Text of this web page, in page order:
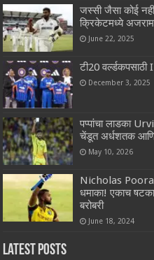
जस्सी जैसा कोई
क्रिकेटमध्ये
June 22, 2025
टी20
December 3, 2025
पप्पांचा लाडका
चेंडूत अर्धशतक
May 10, 2026
Nicholas
धमाका! एकाच
बरोबरी
June 18, 2024
Latest Posts